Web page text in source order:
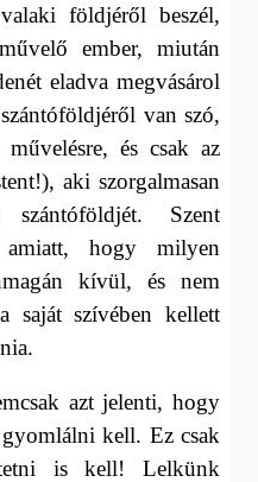
földjéről beszél,
ember, miután
eladva megvásárol
van szó,
és csak az
aki szorgalmasan
Szent
amiatt, hogy milyen
kívül, és nem
saját szívében kellett
azt jelenti, hogy
kell. Ez csak
is kell! Lelkünk